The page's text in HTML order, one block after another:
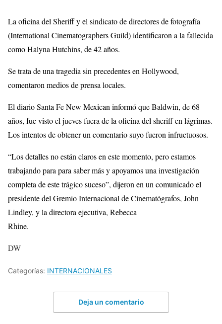
La oficina del Sheriff y el sindicato de directores de fotografía
(International Cinematographers Guild) identificaron a la fallecida
como Halyna Hutchins, de 42 años.
Se trata de una tragedia sin precedentes en Hollywood,
comentaron medios de prensa locales.
El diario Santa Fe New Mexican informó que Baldwin, de 68
años, fue visto el jueves fuera de la oficina del sheriff en lágrimas.
Los intentos de obtener un comentario suyo fueron infructuosos.
“Los detalles no están claros en este momento, pero estamos
trabajando para para saber más y apoyamos una investigación
completa de este trágico suceso”, dijeron en un comunicado el
presidente del Gremio Internacional de Cinematógrafos, John
Lindley, y la directora ejecutiva, Rebecca
Rhine.
DW
Categorías: INTERNACIONALES
Deja un comentario